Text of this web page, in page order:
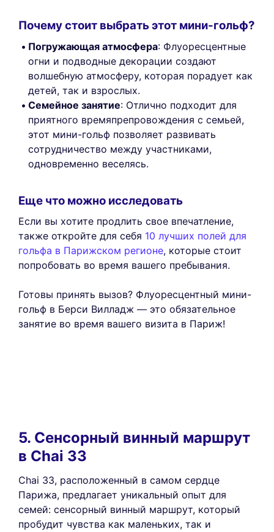
Почему стоит выбрать этот мини-гольф?
Погружающая атмосфера: Флуоресцентные
огни и подводные декорации создают
волшебную атмосферу, которая порадует как
детей, так и взрослых.
Семейное занятие: Отлично подходит для
приятного времяпрепровождения с семьей,
этот мини-гольф позволяет развивать
сотрудничество между участниками,
одновременно веселясь.
Еще что можно исследовать
Если вы хотите продлить свое впечатление,
также откройте для себя 10 лучших полей для
гольфа в Парижском регионе, которые стоит
попробовать во время вашего пребывания.
Готовы принять вызов? Флуоресцентный мини-
гольф в Берси Вилладж — это обязательное
занятие во время вашего визита в Париж!
5. Сенсорный винный маршрут
в Chai 33
Chai 33, расположенный в самом сердце
Парижа, предлагает уникальный опыт для
семей: сенсорный винный маршрут, который
пробудит чувства как маленьких, так и